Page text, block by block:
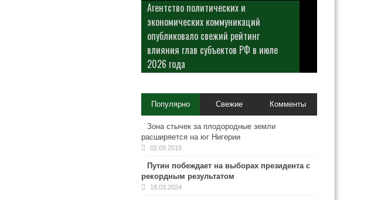
Агентство политических и
экономических коммуникаций
опубликовало свежий рейтинг
влияния глав субъектов РФ в июле
2026 года
Популярно Свежие Комменты
Зона стычек за плодородные земли
расширяется на юг Нигерии
02.09.2019
Путин побеждает на выборах президента с
рекордным результатом
18.03.2024